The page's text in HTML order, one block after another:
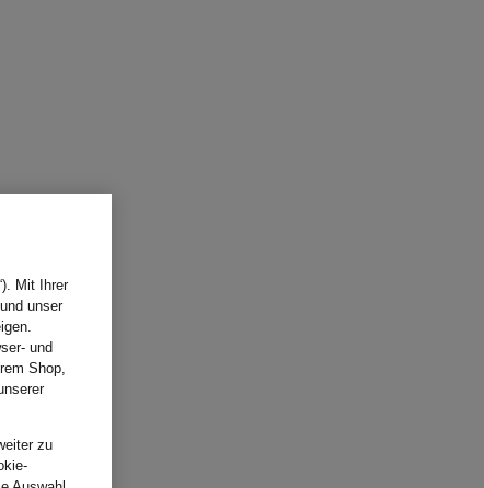
Mit Ihrer
unser
und
Shop,
zu